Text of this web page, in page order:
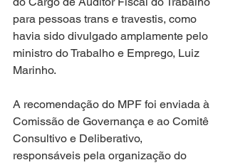
para pessoas trans e travestis, como
havia sido divulgado amplamente pelo
ministro do Trabalho e Emprego, Luiz
Marinho.
A recomendação do MPF foi enviada à
Comissão de Governança e ao Comitê
Consultivo e Deliberativo,
responsáveis pela organização do